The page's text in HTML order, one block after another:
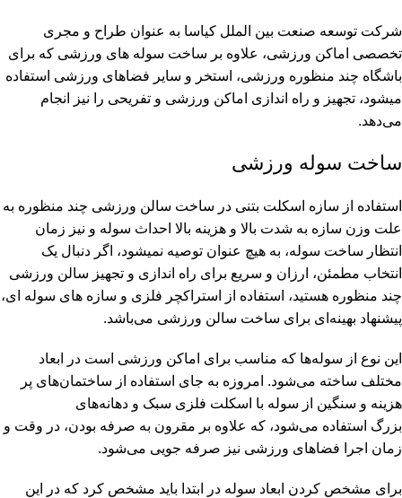
شرکت توسعه صنعت بین الملل کیاسا به عنوان طراح و مجری
تخصصی اماکن ورزشی، علاوه بر ساخت سوله های ورزشی که برای
باشگاه چند منظوره ورزشی، استخر و سایر فضاهای ورزشی استفاده
میشود، تجهیز و راه اندازی اماکن ورزشی و تفریحی را نیز انجام
می‌دهد.
ساخت سوله ورزشی
استفاده از سازه اسکلت بتنی در ساخت سالن ورزشی چند منظوره به
علت وزن سازه به شدت بالا و هزینه بالا احداث سوله و نیز زمان
انتظار ساخت سوله، به هیچ عنوان توصیه نمیشود، اگر دنبال یک
انتخاب مطمئن، ارزان و سریع برای راه اندازی و تجهیز سالن ورزشی
چند منظوره هستید، استفاده از استراکچر فلزی و سازه های سوله ای،
پیشنهاد بهینه‌ای برای ساخت سالن ورزشی می‌باشد.
این نوع از سوله‌ها که مناسب برای اماکن ورزشی است در ابعاد
مختلف ساخته می‌شود. امروزه به جای استفاده از ساختمان‌‌های پر
هزینه و سنگین از سوله با اسکلت فلزی سبک و دهانه‌های
بزرگ استفاده می‌شود، که علاوه بر مقرون به صرفه بودن، در وقت و
زمان اجرا فضاهای ورزشی نیز صرفه جویی می‌شود.
برای مشخص کردن ابعاد سوله در ابتدا باید مشخص کرد که در این